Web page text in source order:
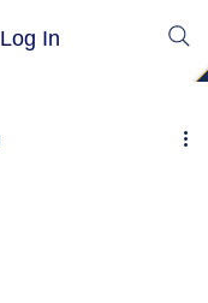
Log In